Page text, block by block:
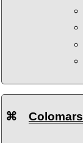
⌘ Colomars